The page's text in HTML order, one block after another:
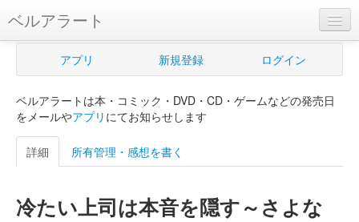
ベルアラート
ベルアラートとは
新規登録
ログイン
購入管理
アプリ 新規登録 ログイン
ベルアラートは本・コミック・DVD・CD・ゲームなどの発売日
をメールやアプリ にてお知らせします
詳細 所有管理・感想を書く
冷たい上司は本音を隠す～さよな